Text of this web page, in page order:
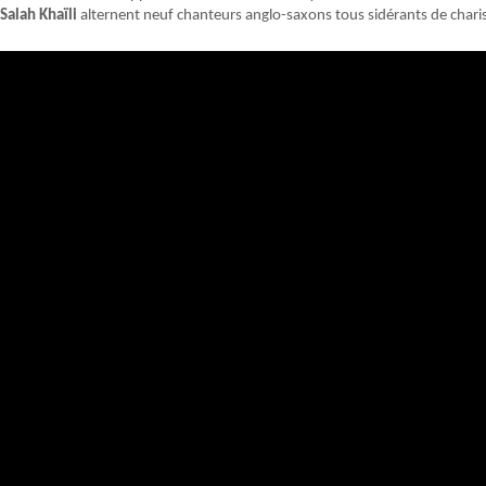
Salah Khaïli alternent neuf chanteurs anglo-saxons tous sidérants de